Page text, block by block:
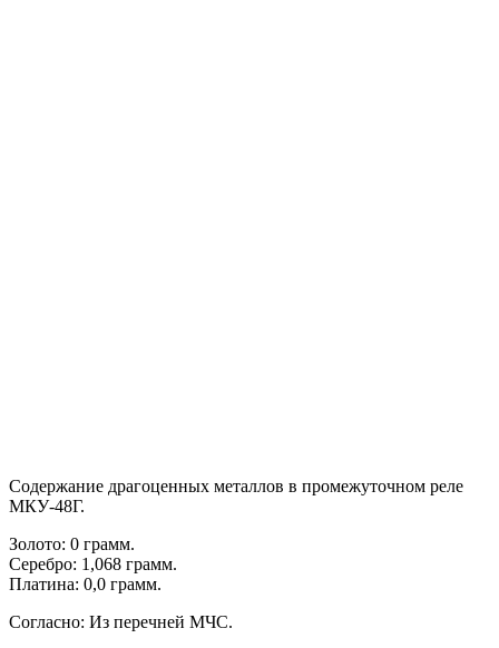
Содержание драгоценных металлов в промежуточном реле
МКУ-48Г.
Золото: 0 грамм.
Серебро: 1,068 грамм.
Платина: 0,0 грамм.
Согласно: Из перечней МЧС.